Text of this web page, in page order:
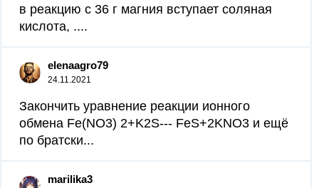
в реакцию с 36 г магния вступает соляная
кислота, ....
elenaagro79
24.11.2021
Закончить уравнение реакции ионного
обмена Fe(NO3) 2+K2S--- FeS+2KNO3 и ещё
по братски...
marilika3